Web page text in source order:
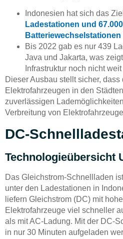
Indonesien hat sich das
Ladestationen und 67.000
Batteriewechselstationen
Bis 2022 gab es nur 439
Java und Jakarta, was
Infrastruktur noch nicht
Dieser Ausbau stellt sicher, dass
Elektrofahrzeugen in den
zuverlässigen
Verbreitung von
DC-
Technologieübersicht
Das Gleichstrom-Schnellladen
unter den Ladestationen in
liefern Gleichstrom (DC) mit
Elektrofahrzeuge viel schneller
als mit AC-Ladung. Mit der DC-
in nur 30 Minuten aufgeladen